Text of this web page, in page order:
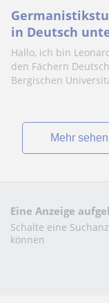
in Deutsch
Hallo, ich bin
den Fächern
Bergischen
Mehr sehen
Eine Anzeige
Schalte eine
können